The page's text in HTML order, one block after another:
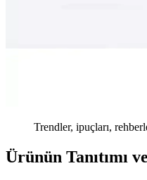
Trendler, ipuçları,
Ürünün Tanıtımı